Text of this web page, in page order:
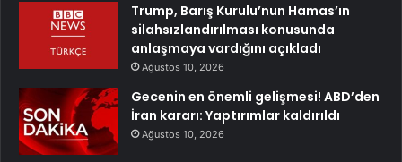
Trump, Barış Kurulu’nun Hamas’ın
silahsızlandırılması konusunda
anlaşmaya vardığını açıkladı
Ağustos 10, 2026
Gecenin en önemli gelişmesi! ABD’den
İran kararı: Yaptırımlar kaldırıldı
Ağustos 10, 2026